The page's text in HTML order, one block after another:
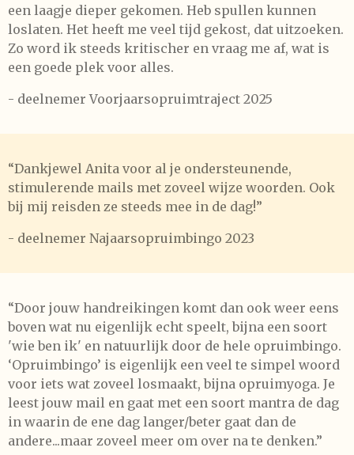
een laagje dieper gekomen. Heb spullen kunnen
loslaten. Het heeft me veel tijd gekost, dat uitzoeken.
Zo word ik steeds kritischer en vraag me af, wat is
een goede plek voor alles.
- deelnemer Voorjaarsopruimtraject 2025
“Dankjewel Anita voor al je ondersteunende,
stimulerende mails met zoveel wijze woorden. Ook
bij mij reisden ze steeds mee in de dag!”
- deelnemer Najaarsopruimbingo 2023
“Door jouw handreikingen komt dan ook weer eens
boven wat nu eigenlijk echt speelt, bijna een soort
'wie ben ik' en natuurlijk door de hele opruimbingo.
‘Opruimbingo’ is eigenlijk een veel te simpel woord
voor iets wat zoveel losmaakt, bijna opruimyoga. Je
leest jouw mail en gaat met een soort mantra de dag
in waarin de ene dag langer/beter gaat dan de
andere...maar zoveel meer om over na te denken.”